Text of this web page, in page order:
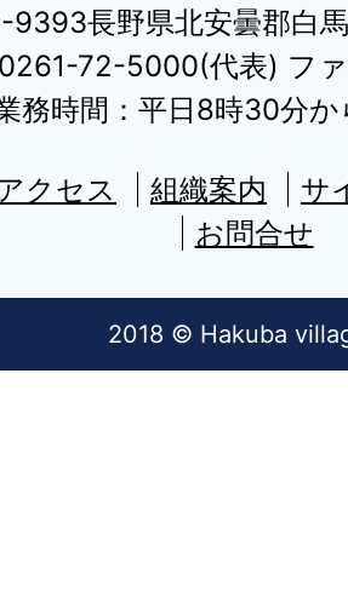
9393長野県北安曇郡白
72-5000(代表) フ
務時間：平日8時30分か
クセス 組織案内
サ
お問合せ
2018 © Hakuba